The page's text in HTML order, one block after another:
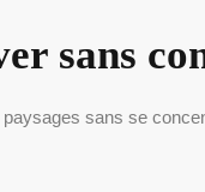
sans
sans se